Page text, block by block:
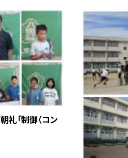
礼「制御（コン